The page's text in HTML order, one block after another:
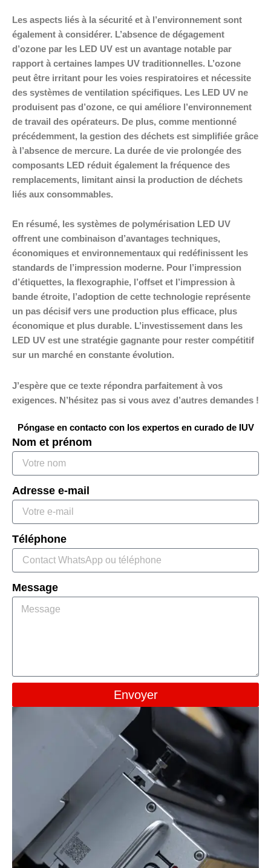
Les aspects liés à la sécurité et à l’environnement sont
également à considérer. L’absence de dégagement
d’ozone par les LED UV est un avantage notable par
rapport à certaines lampes UV traditionnelles. L’ozone
peut être irritant pour les voies respiratoires et nécessite
des systèmes de ventilation spécifiques. Les LED UV ne
produisent pas d’ozone, ce qui améliore l’environnement
de travail des opérateurs. De plus, comme mentionné
précédemment, la gestion des déchets est simplifiée grâce
à l’absence de mercure. La durée de vie prolongée des
composants LED réduit également la fréquence des
remplacements, limitant ainsi la production de déchets
liés aux consommables.
En résumé, les systèmes de polymérisation LED UV
offrent une combinaison d’avantages techniques,
économiques et environnementaux qui redéfinissent les
standards de l’impression moderne. Pour l’impression
d’étiquettes, la flexographie, l’offset et l’impression à
bande étroite, l’adoption de cette technologie représente
un pas décisif vers une production plus efficace, plus
économique et plus durable. L’investissement dans les
LED UV est une stratégie gagnante pour rester compétitif
sur un marché en constante évolution.
J’espère que ce texte répondra parfaitement à vos
exigences. N’hésitez pas si vous avez d’autres demandes !
Póngase en contacto con los expertos en curado de IUV
Nom et prénom
Adresse e-mail
Téléphone
Message
Envoyer